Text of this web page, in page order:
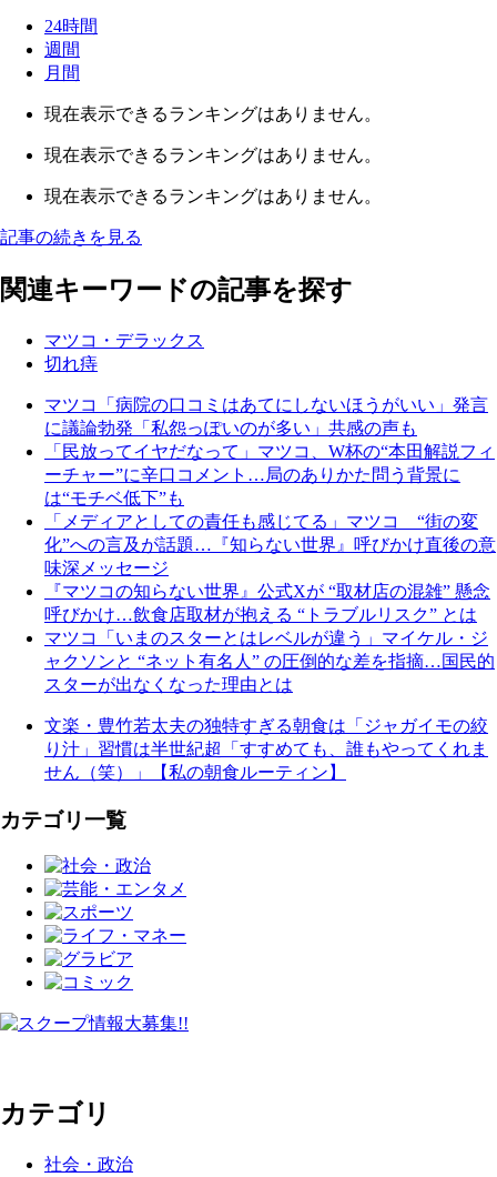
24時間
週間
月間
現在表示できるランキングはありません。
現在表示できるランキングはありません。
現在表示できるランキングはありません。
記事の続きを見る
関連キーワードの記事を探す
マツコ・デラックス
切れ痔
マツコ「病院の口コミはあてにしないほうがいい」発言
に議論勃発「私怨っぽいのが多い」共感の声も
「民放ってイヤだなって」マツコ、W杯の“本田解説フィ
ーチャー”に辛口コメント…局のありかた問う背景に
は“モチベ低下”も
「メディアとしての責任も感じてる」マツコ “街の変
化”への言及が話題…『知らない世界』呼びかけ直後の意
味深メッセージ
『マツコの知らない世界』公式Xが “取材店の混雑” 懸念
呼びかけ…飲食店取材が抱える “トラブルリスク” とは
マツコ「いまのスターとはレベルが違う」マイケル・ジ
ャクソンと “ネット有名人” の圧倒的な差を指摘…国民的
スターが出なくなった理由とは
文楽・豊竹若太夫の独特すぎる朝食は「ジャガイモの絞
り汁」習慣は半世紀超「すすめても、誰もやってくれま
せん（笑）」【私の朝食ルーティン】
カテゴリ一覧
カテゴリ
社会・政治